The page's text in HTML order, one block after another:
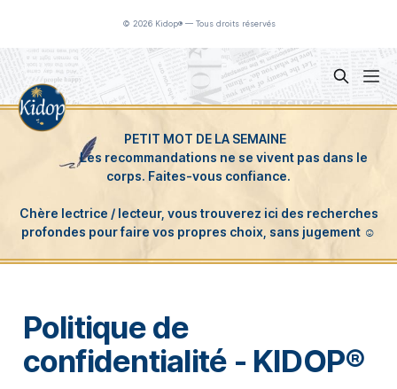
© 2026 Kidop® — Tous droits réservés
Politique de
confidentialité - KIDOP®